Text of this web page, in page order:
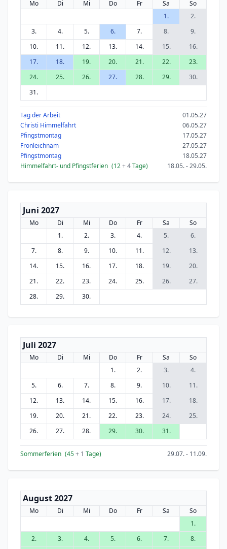
Mo Di Mi Do Fr Sa
So
1.
2.
3.
4. 5. 6. 7. 8.
9.
10.
11. 12. 13. 14. 15.
16.
17.
18. 19. 20. 21. 22.
23.
24.
25. 26. 27. 28. 29.
30.
31.
Tag der Arbeit
01.05.27
Christi Himmelfahrt
06.05.27
Pfingstmontag
17.05.27
Fronleichnam
27.05.27
Pfingstmontag
18.05.27
Himmelfahrt- und Pfingstferien (12+ 4Tage) 18.05. - 29.05.
Juni 2027
Mo Di Mi Do Fr Sa
So
1.
2. 3. 4. 5.
6.
7.
8. 9. 10. 11. 12.
13.
14.
15. 16. 17. 18. 19.
20.
21.
22. 23. 24. 25. 26.
27.
28.
29. 30.
Juli 2027
Mo Di Mi Do Fr Sa
So
1.
2. 3.
4.
5.
6. 7. 8. 9. 10.
11.
12.
13. 14. 15. 16. 17.
18.
19.
20. 21. 22. 23. 24.
25.
26.
27. 28. 29. 30. 31.
Sommerferien (45+ 1 Tage) 29.07. - 11.09.
August 2027
Mo Di Mi Do Fr Sa
So
1.
2.
3. 4. 5. 6. 7.
8.